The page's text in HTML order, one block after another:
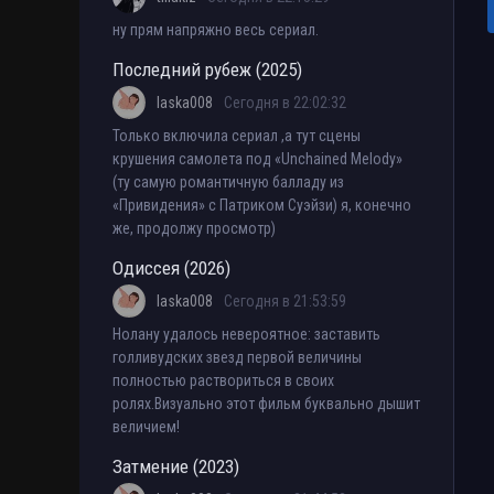
ну прям напряжно весь сериал.
Последний рубеж (2025)
laska008
Сегодня в 22:02:32
Только включила сериал ,а тут сцены
крушения самолета под «Unchained Melody»
(ту самую романтичную балладу из
«Привидения» с Патриком Суэйзи) я, конечно
же, продолжу просмотр)
Одиссея (2026)
laska008
Сегодня в 21:53:59
Нолану удалось невероятное: заставить
голливудских звезд первой величины
полностью раствориться в своих
ролях.Визуально этот фильм буквально дышит
величием!
Затмение (2023)